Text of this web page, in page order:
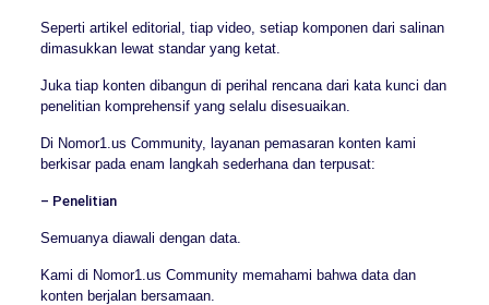
Seperti artikel editorial, tiap video, setiap komponen dari salinan
dimasukkan lewat standar yang ketat.
Juka tiap konten dibangun di perihal rencana dari kata kunci dan
penelitian komprehensif yang selalu disesuaikan.
Di Nomor1.us Community, layanan pemasaran konten kami
berkisar pada enam langkah sederhana dan terpusat:
– Penelitian
Semuanya diawali dengan data.
Kami di Nomor1.us Community memahami bahwa data dan
konten berjalan bersamaan.